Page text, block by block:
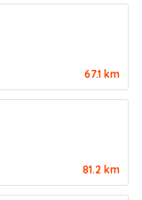
67.1 km
81.2 km